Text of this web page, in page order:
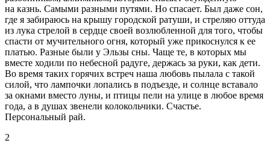
на казнь. Самыми разными путями. Но спасает. Был даже сон,
где я забираюсь на крышу городской ратуши, и стреляю оттуда
из лука стрелой в сердце своей возлюбленной для того, чтобы
спасти от мучительного огня, который уже прикоснулся к ее
платью. Разные были у Эльзы сны. Чаще те, в которых мы
вместе ходили по небесной радуге, держась за руки, как дети.
Во время таких горячих встреч наша любовь пылала с такой
силой, что лампочки лопались в подъезде, и солнце вставало
за окнами вместо луны, и птицы пели на улице в любое время
года, а в душах звенели колокольчики. Счастье.
Персональный рай.
2